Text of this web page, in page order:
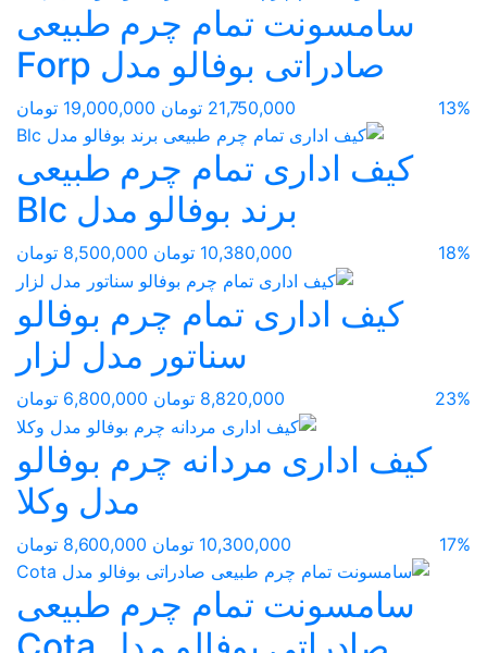
سامسونت تمام چرم طبیعی
صادراتی بوفالو مدل Forp
13% 21,750,000 تومان 19,000,000 تومان
کیف اداری تمام چرم طبیعی
برند بوفالو مدل Blc
18% 10,380,000 تومان 8,500,000 تومان
کیف اداری تمام چرم بوفالو
سناتور مدل لزار
23% 8,820,000 تومان 6,800,000 تومان
کیف اداری مردانه چرم بوفالو
مدل وکلا
17% 10,300,000 تومان 8,600,000 تومان
سامسونت تمام چرم طبیعی